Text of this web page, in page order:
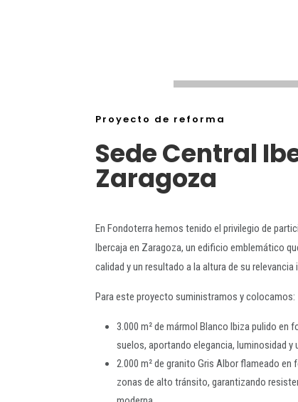
Proyecto de reforma
Sede Central
Zaragoza
En Fondoterra hemos tenido el privilegio de
Ibercaja en Zaragoza, un edificio emblemático
calidad y un resultado a la altura de su
Para este proyecto suministramos y colocamos:
3.000 m² de mármol Blanco Ibiza pulido en
suelos, aportando elegancia, luminosidad y
2.000 m² de granito Gris Albor flameado en
zonas de alto tránsito, garantizando